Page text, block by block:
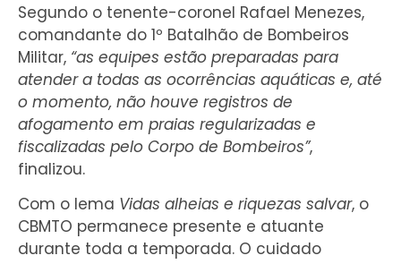
Segundo o tenente-coronel Rafael Menezes,
comandante do 1º Batalhão de Bombeiros
Militar, “as equipes estão preparadas para
atender a todas as ocorrências aquáticas e, até
o momento, não houve registros de
afogamento em praias regularizadas e
fiscalizadas pelo Corpo de Bombeiros”,
finalizou.
Com o lema Vidas alheias e riquezas salvar, o
CBMTO permanece presente e atuante
durante toda a temporada. O cuidado